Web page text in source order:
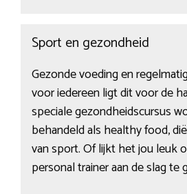
Sport en gezondheid
Gezonde voeding en
voor iedereen ligt dit voor de
speciale gezondheidscursus
behandeld als healthy food,
van sport. Of lijkt het jou leuk
personal trainer aan de slag te